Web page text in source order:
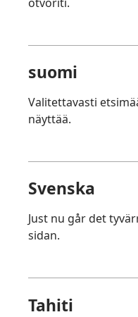
suomi
Valitettavasti
näyttää.
Svenska
Just nu går det
sidan.
Tahiti